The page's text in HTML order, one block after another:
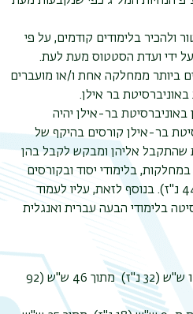
ולהכיר בלימודים קודמים, על פי
על ידי ועדת הסטטוס מעת לעת.
ביותר ממחלקה אחת ו/או מועברים
בר אילן.
באוניברסיטת בר-אילן יהיה
בר-אילן קורסים בהיקף של
שהתקבל אליהן ומבקש לקבל בהן
בלימודי יסוד ובקורסים
כלליים, לא יפחת מ-22 ש"ש (44 נ"ז). בנוסף לזאת, עליו לעמוד
בלימודי הבעה עברית ואנגלית
במסלול חד חוגי לא פחות מ-16 ש"ש (32 נ"ז) מתוך 46 ש"ש (92